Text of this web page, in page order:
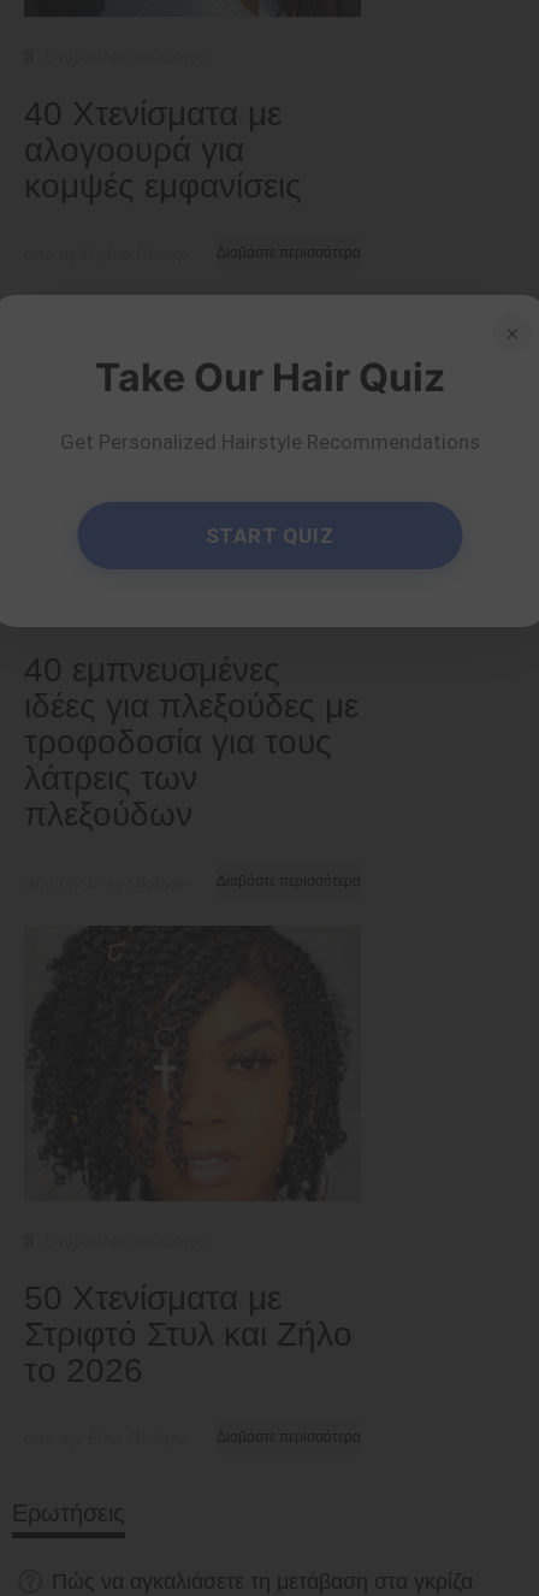
40 Χτενίσματα με
αλογοουρά για
κομψές εμφανίσεις
40 εμπνευσμένες
ιδέες για πλεξούδες με
τροφοδοσία για τους
λάτρεις των
πλεξούδων
50 Χτενίσματα με
Στριφτό Στυλ και Ζήλο
το 2026
Ερωτήσεις
Πώς να αγκαλιάσετε τη μετάβαση στα γκρίζα
×
Take Our Hair Quiz
Get Personalized Hairstyle Recommendations
START QUIZ